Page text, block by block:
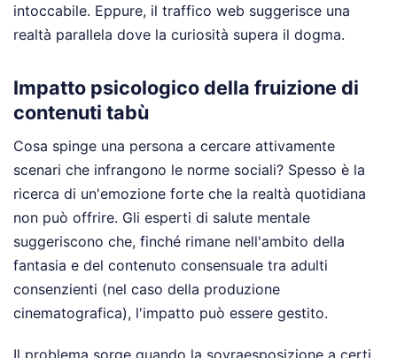
intoccabile. Eppure, il traffico web suggerisce una
realtà parallela dove la curiosità supera il dogma.
Impatto psicologico della fruizione di
contenuti tabù
Cosa spinge una persona a cercare attivamente
scenari che infrangono le norme sociali? Spesso è la
ricerca di un'emozione forte che la realtà quotidiana
non può offrire. Gli esperti di salute mentale
suggeriscono che, finché rimane nell'ambito della
fantasia e del contenuto consensuale tra adulti
consenzienti (nel caso della produzione
cinematografica), l'impatto può essere gestito.
Il problema sorge quando la sovraesposizione a certi